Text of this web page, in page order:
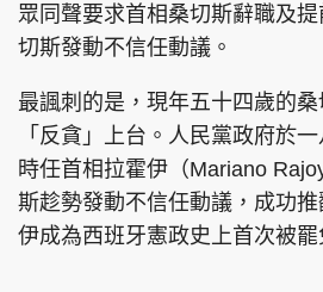
眾同聲要求首相桑切斯辭職及
切斯發動不信任動議。
最諷刺的是，現年五十四歲的
「反貪」上台。人民黨政府於
時任首相拉霍伊（Mariano
斯趁勢發動不信任動議，成功
伊成為西班牙憲政史上首次被罷